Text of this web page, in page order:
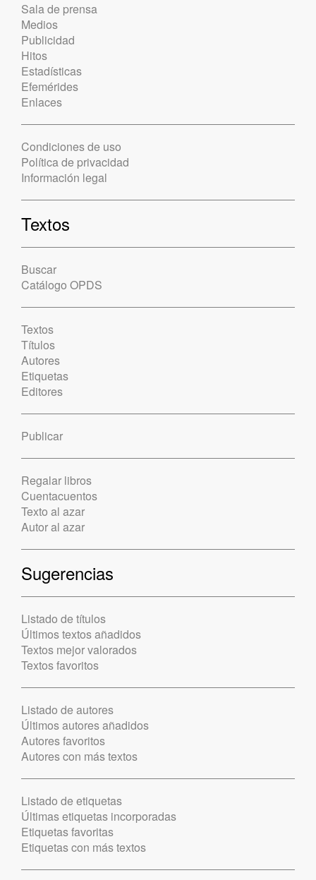
Sala de prensa
Medios
Publicidad
Hitos
Estadísticas
Efemérides
Enlaces
Condiciones de uso
Política de privacidad
Información legal
Textos
Buscar
Catálogo OPDS
Textos
Títulos
Autores
Etiquetas
Editores
Publicar
Regalar libros
Cuentacuentos
Texto al azar
Autor al azar
Sugerencias
Listado de títulos
Últimos textos añadidos
Textos mejor valorados
Textos favoritos
Listado de autores
Últimos autores añadidos
Autores favoritos
Autores con más textos
Listado de etiquetas
Últimas etiquetas incorporadas
Etiquetas favoritas
Etiquetas con más textos